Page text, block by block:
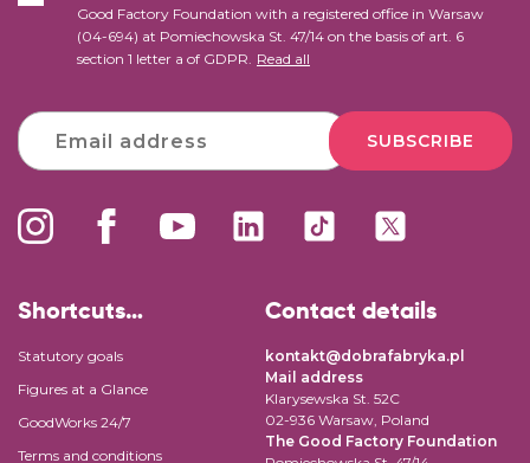
Good Factory Foundation with a registered office in Warsaw
(04-694) at Pomiechowska St. 47/14 on the basis of art. 6
section 1 letter a of GDPR. Read all
SUBSCRIBE
Shortcuts…
Statutory goals
Figures at a Glance
GoodWorks 24/7
Terms and conditions
Contact details
kontakt@dobrafabryka.pl
Mail address
Klarysewska St. 52C
02-936 Warsaw, Poland
The Good Factory Foundation